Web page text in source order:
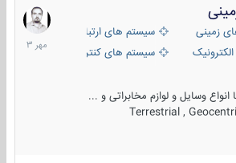
زمینی
سیستم های ارتباطی و جمع آوری
سیستم های کنترل آتش و تجهیزات
وسایل و لوازم مخابراتی و ...
Terrestrial ,
1
مهر
1403